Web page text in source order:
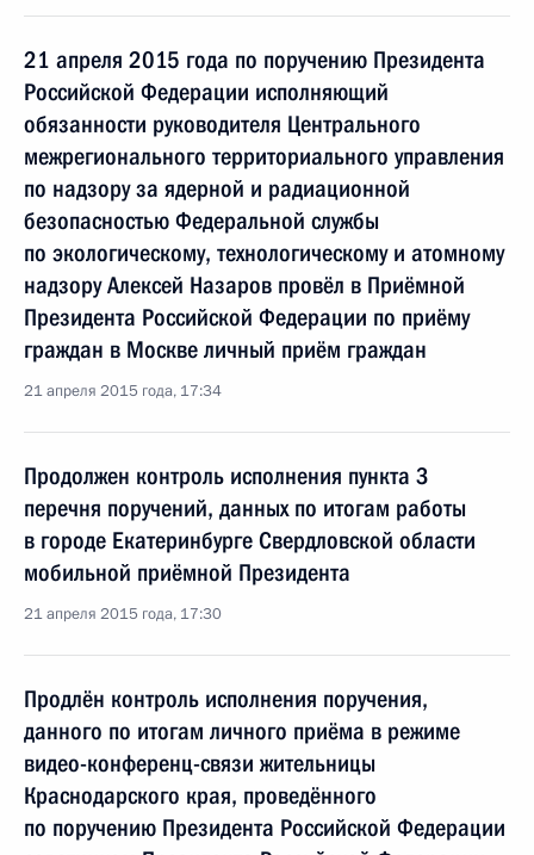
21 апреля 2015 года по поручению Президента
Российской Федерации исполняющий
обязанности руководителя Центрального
межрегионального территориального управления
по надзору за ядерной и радиационной
безопасностью Федеральной службы
по экологическому, технологическому и атомному
надзору Алексей Назаров провёл в Приёмной
Президента Российской Федерации по приёму
граждан в Москве личный приём граждан
21 апреля 2015 года, 17:34
Продолжен контроль исполнения пункта 3
перечня поручений, данных по итогам работы
в городе Екатеринбурге Свердловской области
мобильной приёмной Президента
21 апреля 2015 года, 17:30
Продлён контроль исполнения поручения,
данного по итогам личного приёма в режиме
видео-конференц-связи жительницы
Краснодарского края, проведённого
по поручению Президента Российской Федерации